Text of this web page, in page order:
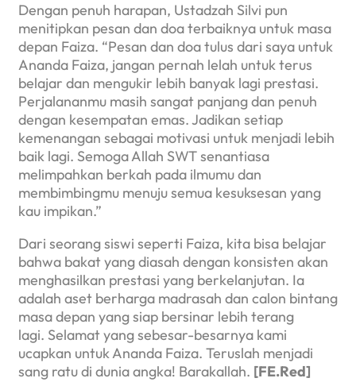
Dengan penuh harapan, Ustadzah Silvi pun
menitipkan pesan dan doa terbaiknya untuk masa
depan Faiza. “Pesan dan doa tulus dari saya untuk
Ananda Faiza, jangan pernah lelah untuk terus
belajar dan mengukir lebih banyak lagi prestasi.
Perjalananmu masih sangat panjang dan penuh
dengan kesempatan emas. Jadikan setiap
kemenangan sebagai motivasi untuk menjadi lebih
baik lagi. Semoga Allah SWT senantiasa
melimpahkan berkah pada ilmumu dan
membimbingmu menuju semua kesuksesan yang
kau impikan.”
Dari seorang siswi seperti Faiza, kita bisa belajar
bahwa bakat yang diasah dengan konsisten akan
menghasilkan prestasi yang berkelanjutan. Ia
adalah aset berharga madrasah dan calon bintang
masa depan yang siap bersinar lebih terang
lagi. Selamat yang sebesar-besarnya kami
ucapkan untuk Ananda Faiza. Teruslah menjadi
sang ratu di dunia angka! Barakallah. [FE.Red]